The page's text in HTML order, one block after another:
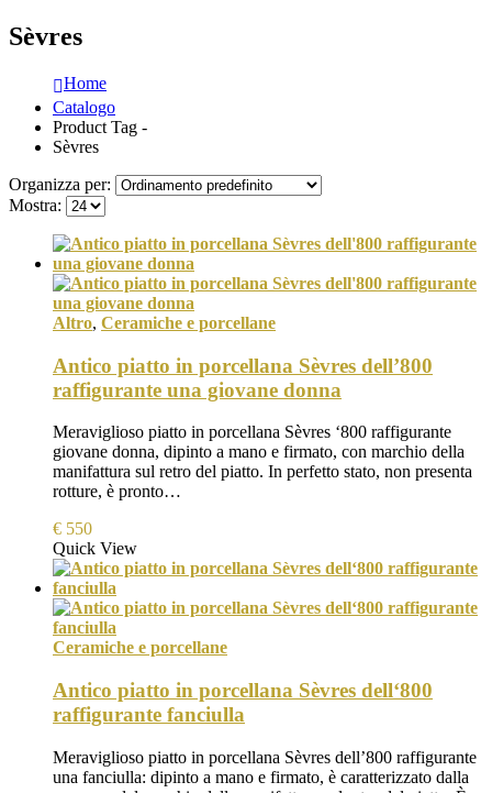
Sèvres
Home
Catalogo
Product Tag -
Sèvres
Organizza per:
Mostra:
Altro, Ceramiche e porcellane
Antico piatto in porcellana Sèvres dell’800
raffigurante una giovane donna
Meraviglioso piatto in porcellana Sèvres ‘800 raffigurante
giovane donna, dipinto a mano e firmato, con marchio della
manifattura sul retro del piatto. In perfetto stato, non presenta
rotture, è pronto…
€ 550
Quick View
Ceramiche e porcellane
Antico piatto in porcellana Sèvres dell‘800
raffigurante fanciulla
Meraviglioso piatto in porcellana Sèvres dell’800 raffigurante
una fanciulla: dipinto a mano e firmato, è caratterizzato dalla